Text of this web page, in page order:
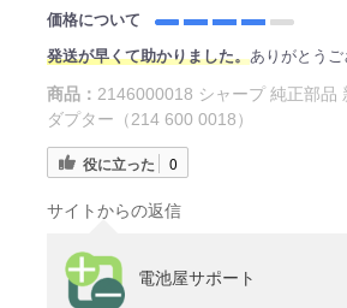
価格について
発送が早くて助かりました。ありがとう
商品： 2146000018 シャープ 純正部品
ダプター（214 600 0018）
役に立った 0
サイトからの返信
電池屋サポート